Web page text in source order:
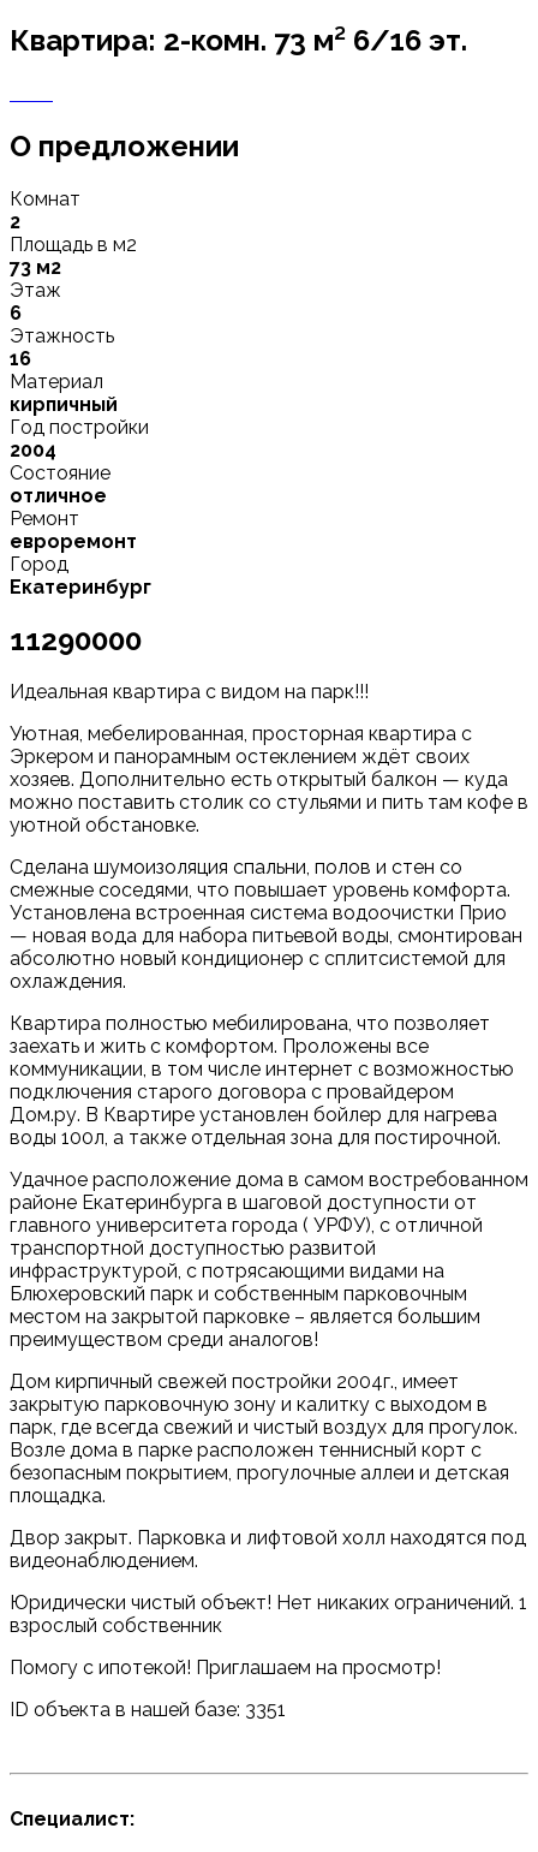
Квартира: 2-комн. 73 м² 6/16 эт.
О предложении
Комнат
2
Площадь в м2
73 м2
Этаж
6
Этажность
16
Материал
кирпичный
Год постройки
2004
Состояние
отличное
Ремонт
евроремонт
Город
Екатеринбург
11290000
Идеальная квартира с видом на парк!!!
Уютная, мебелированная, просторная квартира с
Эркером и панорамным остеклением ждёт своих
хозяев. Дополнительно есть открытый балкон — куда
можно поставить столик со стульями и пить там кофе в
уютной обстановке.
Сделана шумоизоляция спальни, полов и стен со
смежные соседями, что повышает уровень комфорта.
Установлена встроенная система водоочистки Прио
— новая вода для набора питьевой воды, смонтирован
абсолютно новый кондиционер с сплитсистемой для
охлаждения.
Квартира полностью мебилирована, что позволяет
заехать и жить с комфортом. Проложены все
коммуникации, в том числе интернет с возможностью
подключения старого договора с провайдером
Дом.ру. В Квартире установлен бойлер для нагрева
воды 100л, а также отдельная зона для постирочной.
Удачное расположение дома в самом востребованном
районе Екатеринбурга в шаговой доступности от
главного университета города ( УРФУ), с отличной
транспортной доступностью развитой
инфраструктурой, с потрясающими видами на
Блюхеровский парк и собственным парковочным
местом на закрытой парковке – является большим
преимуществом среди аналогов!
Дом кирпичный свежей постройки 2004г., имеет
закрытую парковочную зону и калитку с выходом в
парк, где всегда свежий и чистый воздух для прогулок.
Возле дома в парке расположен теннисный корт с
безопасным покрытием, прогулочные аллеи и детская
площадка.
Двор закрыт. Парковка и лифтовой холл находятся под
видеонаблюдением.
Юридически чистый объект! Нет никаких ограничений. 1
взрослый собственник
Помогу с ипотекой! Приглашаем на просмотр!
ID объекта в нашей базе: 3351
Специалист: